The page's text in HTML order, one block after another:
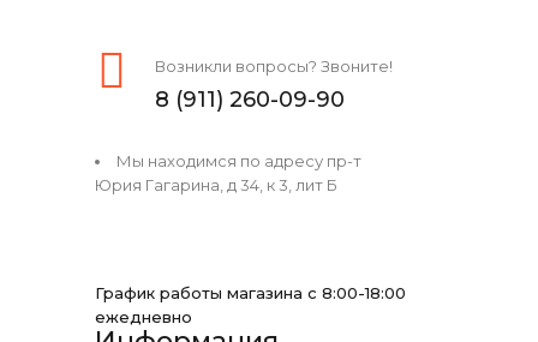
Возникли вопросы? Звоните!
8 (911) 260-09-90
Мы находимся по адресу пр-т
Юрия Гагарина, д 34, к 3, лит Б
График работы магазина с 8:00-18:00
ежедневно